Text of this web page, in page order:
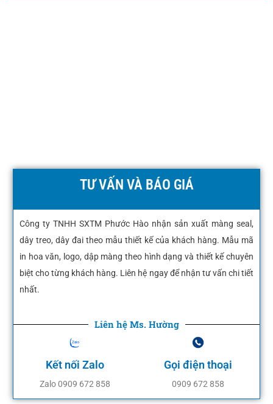
TƯ VẤN VÀ BÁO GIÁ
Công ty TNHH SXTM Phước Hào nhận sản xuất màng seal,
dây treo, dây đai theo mẫu thiết kế của khách hàng. Mẫu mã
in hoa văn, logo, dập màng theo hình dạng và thiết kế chuyên
biệt cho từng khách hàng. Liên hệ ngay để nhận tư vấn chi tiết
nhất.
Liên hệ Ms. Hường
Kết nối Zalo
Zalo 0909 672 858
Gọi điện thoại
0909 672 858